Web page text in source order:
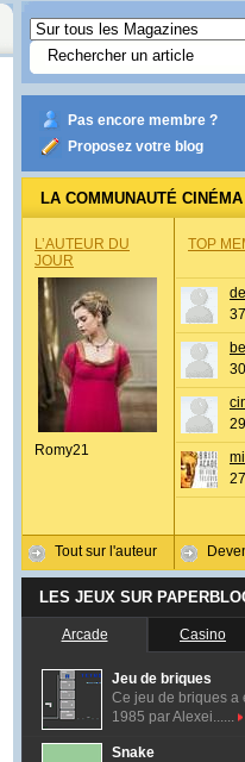
Pas encore membre ?
Proposez votre blog
LA COMMUNAUTÉ CINÉMA
L’AUTEUR DU
JOUR
Romy21
Tout sur l'auteur
TOP
LES JEUX SUR
Arcade Casino
Jeu de briques
Ce jeu de briques a
1985 par Alexei......
Snake